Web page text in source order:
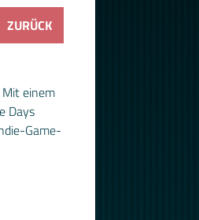
ZURÜCK
Mit einem
Days
Game-